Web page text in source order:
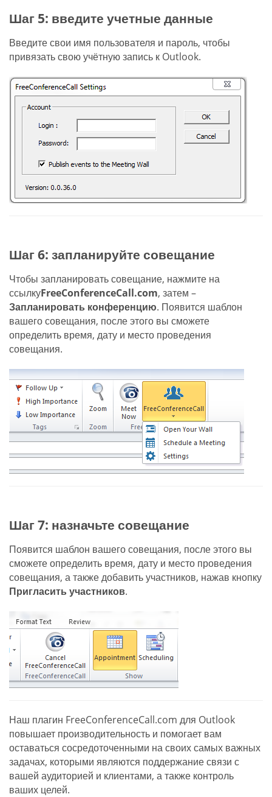
Шаг 5: введите учетные данные
Введите свои имя пользователя и пароль, чтобы
привязать свою учётную запись к Outlook.
Шаг 6: запланируйте совещание
Чтобы запланировать совещание, нажмите на
ссылкуFreeConferenceCall.com, затем –
Запланировать конференцию. Появится шаблон
вашего совещания, после этого вы сможете
определить время, дату и место проведения
совещания.
Шаг 7: назначьте совещание
Появится шаблон вашего совещания, после этого вы
сможете определить время, дату и место проведения
совещания, а также добавить участников, нажав кнопку
Пригласить участников.
Наш плагин FreeConferenceCall.com для Outlook
повышает производительность и помогает вам
оставаться сосредоточенными на своих самых важных
задачах, которыми являются поддержание связи с
вашей аудиторией и клиентами, а также контроль
ваших целей.